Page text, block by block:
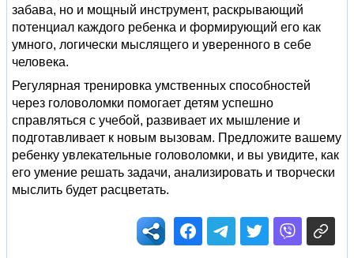
забава, но и мощный инструмент, раскрывающий
потенциал каждого ребенка и формирующий его как
умного, логически мыслящего и уверенного в себе
человека.
Регулярная тренировка умственных способностей
через головоломки помогает детям успешно
справляться с учебой, развивает их мышление и
подготавливает к новым вызовам. Предложите вашему
ребенку увлекательные головоломки, и вы увидите, как
его умение решать задачи, анализировать и творчески
мыслить будет расцветать.